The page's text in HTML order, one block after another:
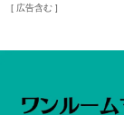
[ 広告含む ]